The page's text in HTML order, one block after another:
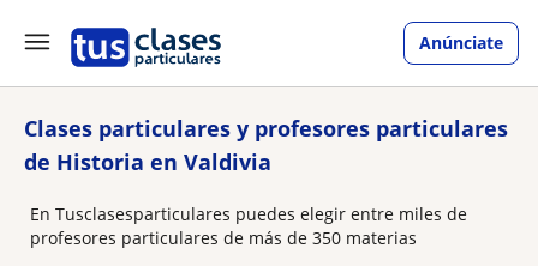
Anúnciate
Clases particulares y profesores particulares
de Historia en Valdivia
En Tusclasesparticulares puedes elegir entre miles de
profesores particulares de más de 350 materias